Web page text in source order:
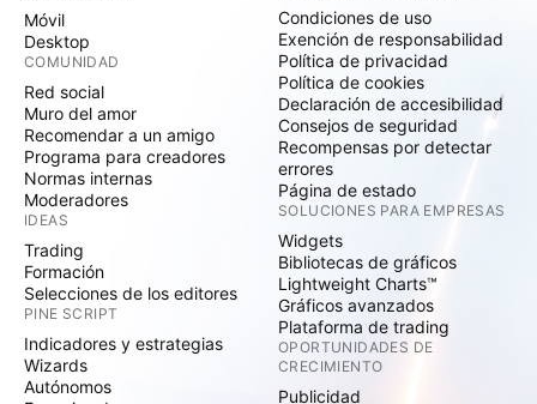
Móvil
Desktop
COMUNIDAD
Red social
Muro del amor
Recomendar a un amigo
Programa para creadores
Normas internas
Moderadores
IDEAS
Trading
Formación
Selecciones de los editores
PINE SCRIPT
Indicadores y estrategias
Wizards
Autónomos
Condiciones de uso
Exención de responsabilidad
Política de privacidad
Política de cookies
Declaración de accesibilidad
Consejos de seguridad
Recompensas por detectar
errores
Página de estado
SOLUCIONES PARA EMPRESAS
Widgets
Bibliotecas de gráficos
Lightweight Charts™
Gráficos avanzados
Plataforma de trading
OPORTUNIDADES DE
CRECIMIENTO
Publicidad